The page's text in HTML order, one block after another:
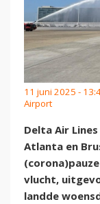
11 juni 2025 -
Airport
Delta Air
Atlanta en
vlucht,
landde